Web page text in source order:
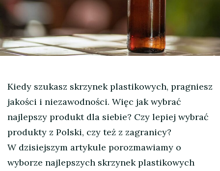
Kiedy szukasz skrzynek plastikowych, pragniesz
jakości i niezawodności. Więc jak wybrać
najlepszy produkt dla siebie? Czy lepiej wybrać
produkty z Polski, czy też z zagranicy?
W dzisiejszym artykule porozmawiamy o
wyborze najlepszych skrzynek plastikowych